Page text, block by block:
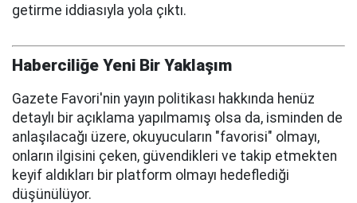
getirme iddiasıyla yola çıktı.
Haberciliğe Yeni Bir Yaklaşım
Gazete Favori'nin yayın politikası hakkında henüz
detaylı bir açıklama yapılmamış olsa da, isminden de
anlaşılacağı üzere, okuyucuların "favorisi" olmayı,
onların ilgisini çeken, güvendikleri ve takip etmekten
keyif aldıkları bir platform olmayı hedeflediği
düşünülüyor.